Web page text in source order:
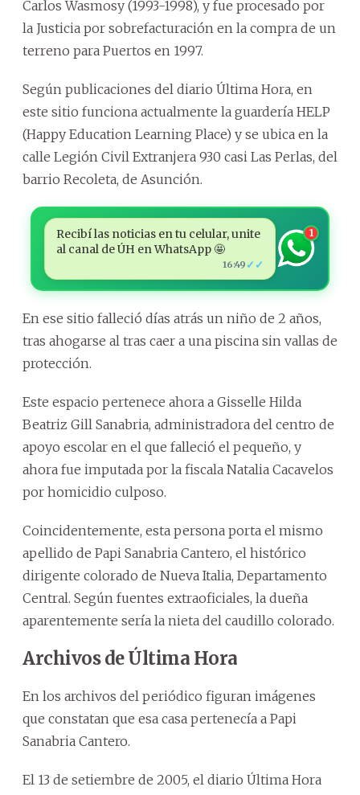
Carlos Wasmosy (1993-1998), y fue procesado por
la Justicia por sobrefacturación en la compra de un
terreno para Puertos en 1997.
Según publicaciones del diario Última Hora, en
este sitio funciona actualmente la guardería HELP
(Happy Education Learning Place) y se ubica en la
calle Legión Civil Extranjera 930 casi Las Perlas, del
barrio Recoleta, de Asunción.
Recibí las noticias en tu celular, unite
al canal de ÚH en WhatsApp 🤩
16:49 ✓✓
1
En ese sitio falleció días atrás un niño de 2 años,
tras ahogarse al tras caer a una piscina sin vallas de
protección.
Este espacio pertenece ahora a Gisselle Hilda
Beatriz Gill Sanabria, administradora del centro de
apoyo escolar en el que falleció el pequeño, y
ahora fue imputada por la fiscala Natalia Cacavelos
por homicidio culposo.
Coincidentemente, esta persona porta el mismo
apellido de Papi Sanabria Cantero, el histórico
dirigente colorado de Nueva Italia, Departamento
Central. Según fuentes extraoficiales, la dueña
aparentemente sería la nieta del caudillo colorado.
Archivos de Última Hora
En los archivos del periódico figuran imágenes
que constatan que esa casa pertenecía a Papi
Sanabria Cantero.
El 13 de setiembre de 2005, el diario Última Hora